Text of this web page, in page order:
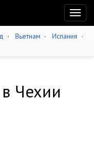
· Вьетнам · Испания ·
Чехии